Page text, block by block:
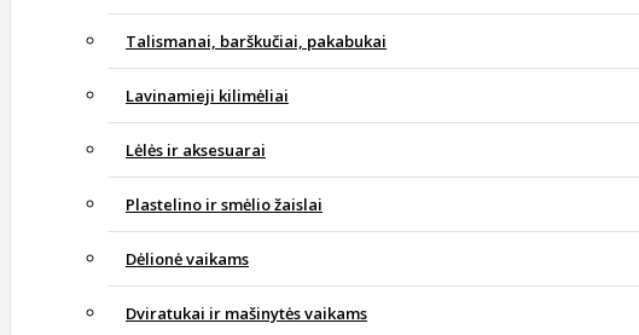
Talismanai, barškučiai, pakabukai
Lavinamieji kilimėliai
Lėlės ir aksesuarai
Plastelino ir smėlio žaislai
Dėlionė vaikams
Dviratukai ir mašinytės vaikams